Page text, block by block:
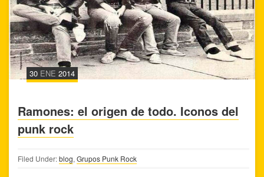
30 ENE 2014
Ramones: el origen de todo. Iconos del
punk rock
Filed Under:blog, Grupos Punk Rock